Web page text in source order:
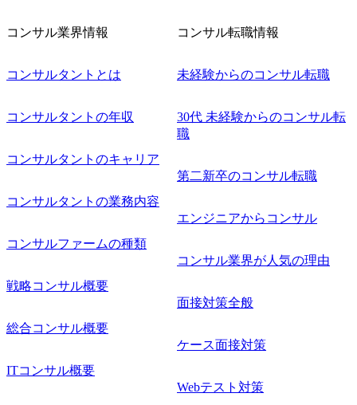
則により就業時間内の喫煙を全面的に禁止 ・禁煙サポート
制度あり オンライン ● 必須要件 以下いずれかのご経験をお
件定義～基本設計など上流経験2年以上 ・PMO経験2年以上
工程の経験 ・サブリーダー以上のマネジメント経験 ・お客
様との折衝経験、交渉経験 ・組織課題に対して主体的に業
務改善に取り組まれたご経験 ・アジャイル/スクラムへの興
味関心 ● 求める人物像 ・リーダーシップが取れる方/一人称
で主体的に動ける方 ・年齢にこだわらず、アドバイスを素
直に受け取れる方 ・推進力のある方
コンサル業界情報
コンサルタントとは
コンサルタントの年収
コンサルタントのキャリア
コンサルタントの業務内容
コンサルファームの種類
戦略コンサル概要
総合コンサル概要
ITコンサル概要
コンサル転職情報
未経験からのコンサル転職
30代 未経験からのコンサル転
職
第二新卒のコンサル転職
エンジニアからコンサル
コンサル業界が人気の理由
面接対策全般
ケース面接対策
Webテスト対策